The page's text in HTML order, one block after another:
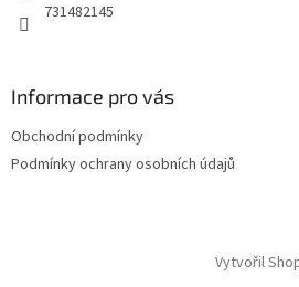
731482145
Informace pro vás
Obchodní podmínky
Podmínky ochrany osobních údajů
Vytvořil